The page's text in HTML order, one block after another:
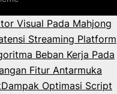
Visual Pada Mahjong
Streaming Platform
Beban Kerja Pada
Fitur Antarmuka
Dampak Optimasi Script